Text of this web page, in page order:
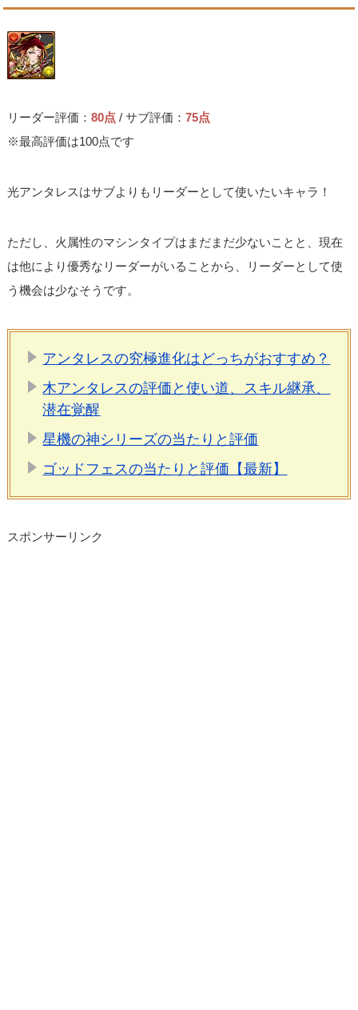
リーダー評価：80点 / サブ評価：75点
※最高評価は100点です
光アンタレスはサブよりもリーダーとして使いたいキャラ！
ただし、火属性のマシンタイプはまだまだ少ないことと、現在
は他により優秀なリーダーがいることから、リーダーとして使
う機会は少なそうです。
アンタレスの究極進化はどっちがおすすめ？
木アンタレスの評価と使い道、スキル継承、
潜在覚醒
星機の神シリーズの当たりと評価
ゴッドフェスの当たりと評価【最新】
スポンサーリンク